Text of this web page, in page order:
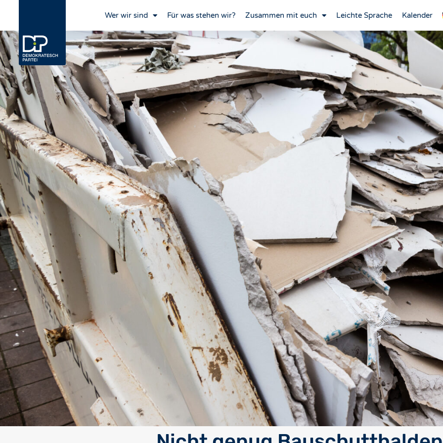
Wer wir sind Für was stehen wir? Zusammen mit euch Leichte Sprache Kalender